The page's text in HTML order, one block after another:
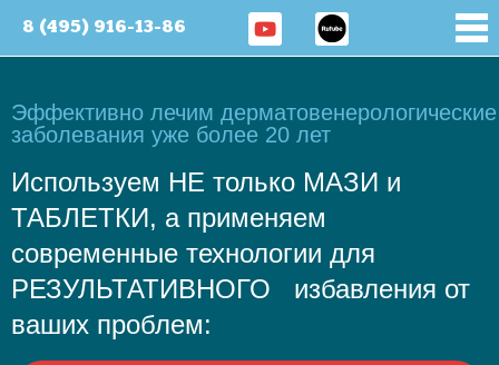
8 (495) 916-13-86
Эффективно лечим дерматовенерологические
заболевания уже более 20 лет
Используем НЕ только МАЗИ и
ТАБЛЕТКИ, а применяем
современные технологии для
РЕЗУЛЬТАТИВНОГО избавления от
ваших проблем: